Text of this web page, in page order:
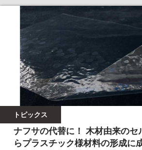
トピックス
ナフサの代替に！ 木材由来のセ
らプラスチック様材料の形成に